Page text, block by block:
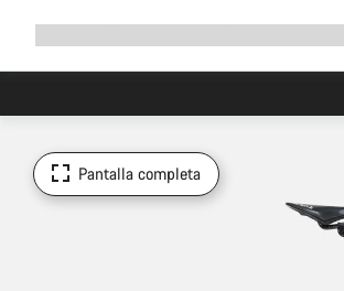
Pantalla completa